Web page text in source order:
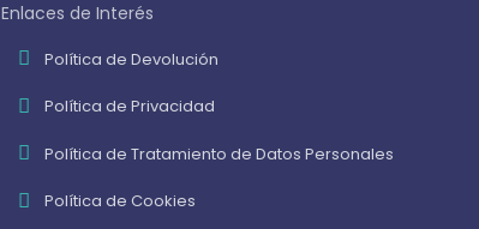
Enlaces de Interés
Política de Devolución
Política de Privacidad
Política de Tratamiento de Datos Personales
Política de Cookies